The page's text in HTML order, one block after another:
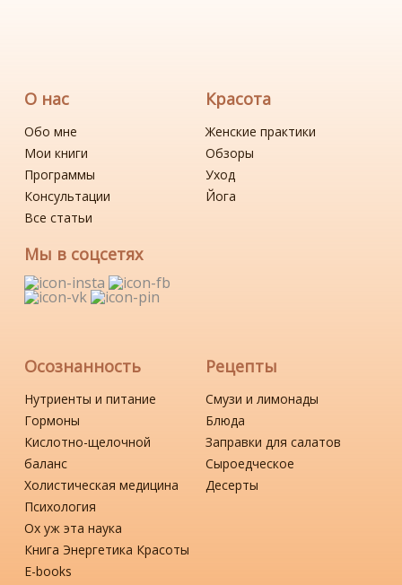
О нас
Обо мне
Мои книги
Программы
Консультации
Все статьи
Мы в соцсетях
Красота
Женские практики
Обзоры
Уход
Йога
Осознанность
Нутриенты и питание
Гормоны
Кислотно-щелочной
баланс
Холистическая медицина
Психология
Ох уж эта наука
Книга Энергетика Красоты
Е-books
Рецепты
Смузи и лимонады
Блюда
Заправки для салатов
Сыроедческое
Десерты